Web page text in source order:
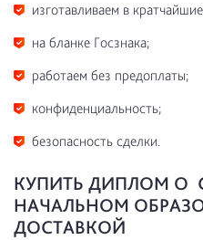
изготавливаем в
на бланке Госзнака;
работаем без предоплаты;
конфиденциальность;
безопасность сделки.
КУПИТЬ ДИПЛОМ О
НАЧАЛЬНОМ
ДОСТАВКОЙ